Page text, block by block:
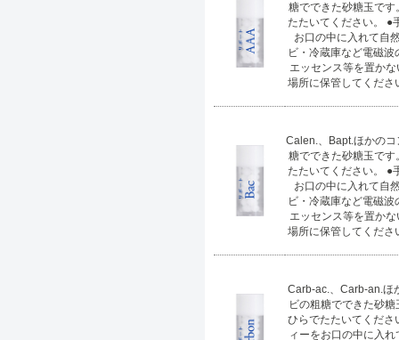
糖でできた砂糖玉で
たたいてください。 ●
お口の中に入れて自
ビ・冷蔵庫など電磁
エッセンス等を置か
場所に保管してくださ
Calen.、Bapt.ほかの
糖でできた砂糖玉で
たたいてください。 ●
お口の中に入れて自
ビ・冷蔵庫など電磁
エッセンス等を置か
場所に保管してくださ
Carb-ac.、Carb-an.ほ
ビの粗糖でできた砂
ひらでたたいてくださ
ィーをお口の中に入